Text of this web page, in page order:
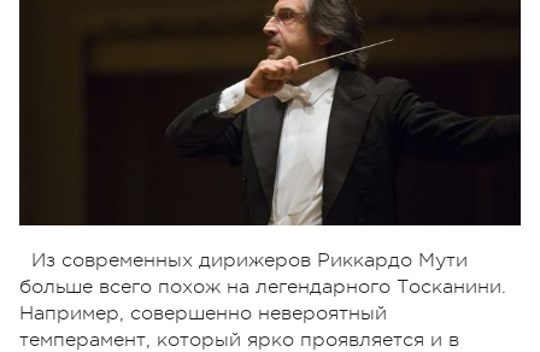
Из современных дирижеров Риккардо Мути
больше всего похож на легендарного Тосканини.
Например, совершенно невероятный
темперамент, который ярко проявляется и в